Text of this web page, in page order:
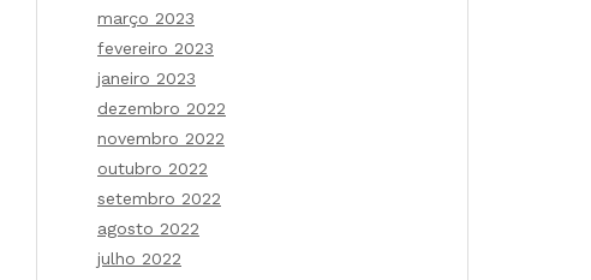
março 2023
fevereiro 2023
janeiro 2023
dezembro 2022
novembro 2022
outubro 2022
setembro 2022
agosto 2022
julho 2022